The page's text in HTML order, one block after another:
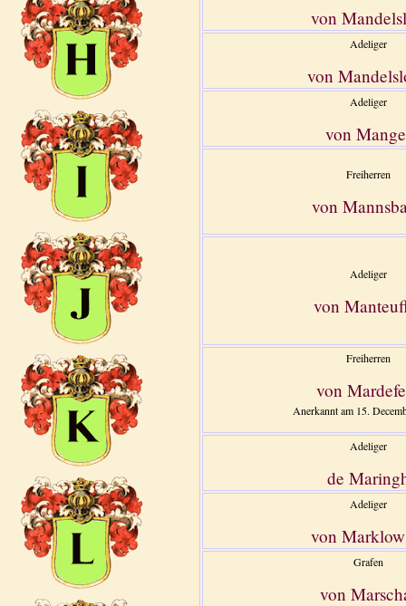
von
Adeliger
von
Adeliger
von
Freiherren
von
Adeliger
von
Freiherren
von
Anerkannt am 15.
Adeliger
de
Adeliger
von
Grafen
von